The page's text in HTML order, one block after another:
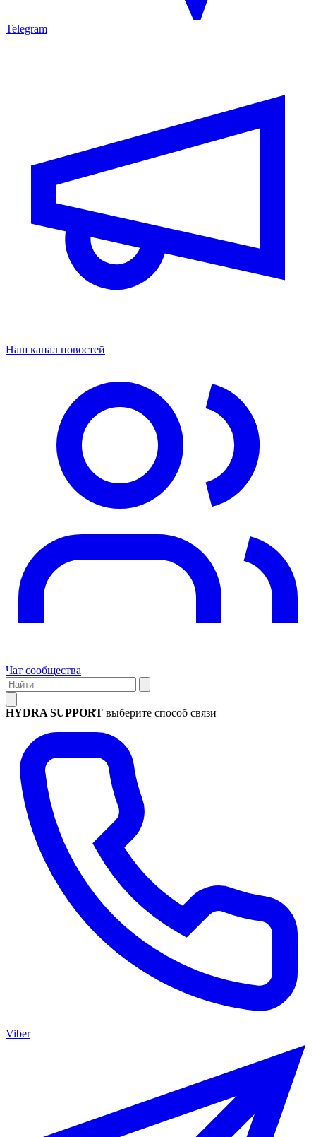
Telegram
Наш канал новостей
Чат сообщества
HYDRA SUPPORT выберите способ связи
Viber